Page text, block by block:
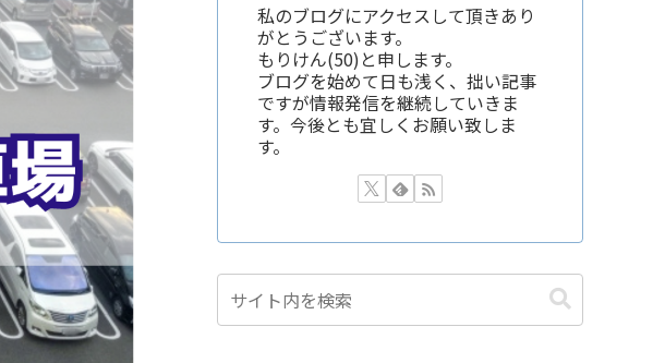
私のブログにアクセスして頂きあり
がとうございます。
もりけん(50)と申します。
ブログを始めて日も浅く、拙い記事
ですが情報発信を継続していきま
す。今後とも宜しくお願い致しま
す。